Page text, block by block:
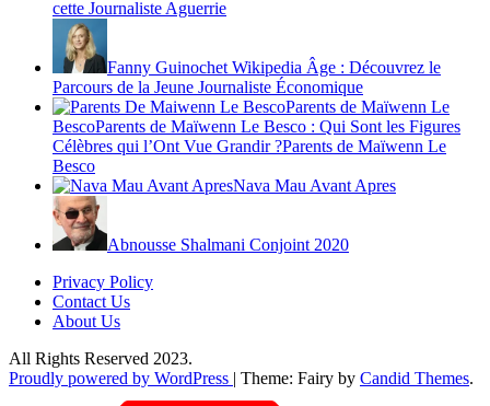
cette Journaliste Aguerrie
Fanny Guinochet Wikipedia Âge : Découvrez le
Parcours de la Jeune Journaliste Économique
Parents de Maïwenn Le
BescoParents de Maïwenn Le Besco : Qui Sont les Figures
Célèbres qui l’Ont Vue Grandir ?Parents de Maïwenn Le
Besco
Nava Mau Avant Apres
Abnousse Shalmani Conjoint 2020
Privacy Policy
Contact Us
About Us
All Rights Reserved 2023.
Proudly powered by WordPress | Theme: Fairy by Candid Themes.